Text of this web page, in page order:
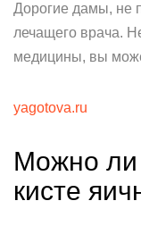
Дорогие дамы, не
лечащего врача.
медицины, вы
yagotova.ru
Можно ли
кисте